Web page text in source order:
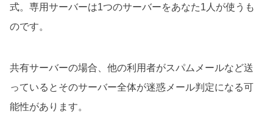
式。専用サーバーは1つのサーバーをあなた1人が使うも
のです。
共有サーバーの場合、他の利用者がスパムメールなど送
っているとそのサーバー全体が迷惑メール判定になる可
能性があります。